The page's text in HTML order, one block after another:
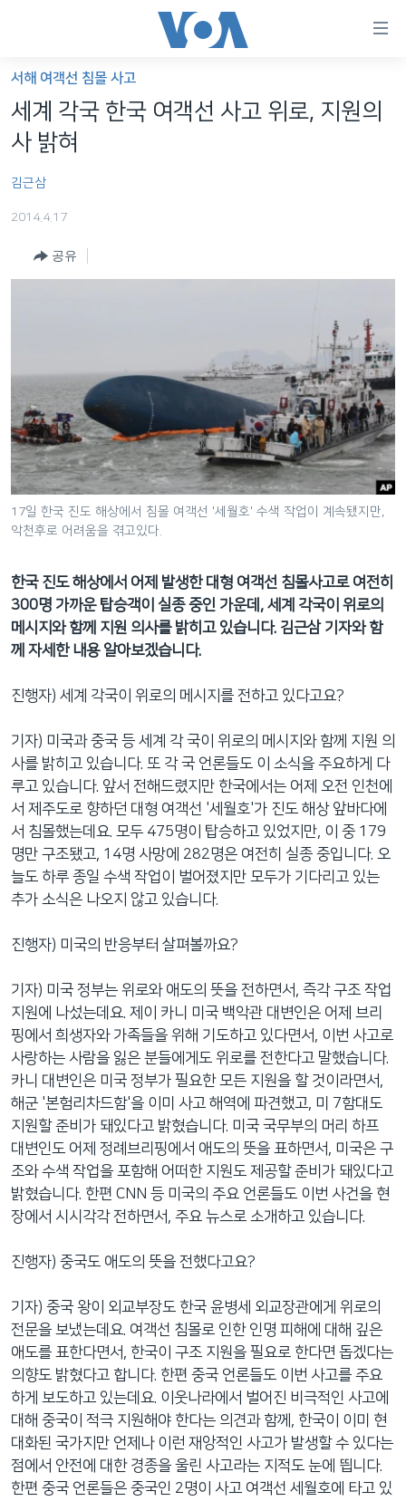
가
능
링
인
메
네
비
게
이
션
으
이
동
검
색
로
등
세계
라디오
프로그램
주파수 안내
서해 여객선 침몰 사고
세계 각국 한국 여객선 사고 위로, 지원의
사 밝혀
김근삼
2014.4.17
공유
17일 한국 진도 해상에서 침몰 여객선 '세월호' 수색 작업이 계속됐지만,
악천후로 어려움을 겪고있다.
한국 진도 해상에서 어제 발생한 대형 여객선 침몰사고로 여전히
300명 가까운 탑승객이 실종 중인 가운데, 세계 각국이 위로의
메시지와 함께 지원 의사를 밝히고 있습니다. 김근삼 기자와 함
께 자세한 내용 알아보겠습니다.
진행자) 세계 각국이 위로의 메시지를 전하고 있다고요?
기자) 미국과 중국 등 세계 각 국이 위로의 메시지와 함께 지원 의
사를 밝히고 있습니다. 또 각 국 언론들도 이 소식을 주요하게 다
루고 있습니다. 앞서 전해드렸지만 한국에서는 어제 오전 인천에
서 제주도로 향하던 대형 여객선 '세월호'가 진도 해상 앞바다에
서 침몰했는데요. 모두 475명이 탑승하고 있었지만, 이 중 179
명만 구조됐고, 14명 사망에 282명은 여전히 실종 중입니다. 오
늘도 하루 종일 수색 작업이 벌어졌지만 모두가 기다리고 있는
추가 소식은 나오지 않고 있습니다.
진행자) 미국의 반응부터 살펴볼까요?
기자) 미국 정부는 위로와 애도의 뜻을 전하면서, 즉각 구조 작업
지원에 나섰는데요. 제이 카니 미국 백악관 대변인은 어제 브리
핑에서 희생자와 가족들을 위해 기도하고 있다면서, 이번 사고로
사랑하는 사람을 잃은 분들에게도 위로를 전한다고 말했습니다.
카니 대변인은 미국 정부가 필요한 모든 지원을 할 것이라면서,
해군 '본험리차드함'을 이미 사고 해역에 파견했고, 미 7함대도
지원할 준비가 돼있다고 밝혔습니다. 미국 국무부의 머리 하프
대변인도 어제 정례브리핑에서 애도의 뜻을 표하면서, 미국은 구
조와 수색 작업을 포함해 어떠한 지원도 제공할 준비가 돼있다고
밝혔습니다. 한편 CNN 등 미국의 주요 언론들도 이번 사건을 현
장에서 시시각각 전하면서, 주요 뉴스로 소개하고 있습니다.
진행자) 중국도 애도의 뜻을 전했다고요?
기자) 중국 왕이 외교부장도 한국 윤병세 외교장관에게 위로의
전문을 보냈는데요. 여객선 침몰로 인한 인명 피해에 대해 깊은
애도를 표한다면서, 한국이 구조 지원을 필요로 한다면 돕겠다는
의향도 밝혔다고 합니다. 한편 중국 언론들도 이번 사고를 주요
하게 보도하고 있는데요. 이웃나라에서 벌어진 비극적인 사고에
대해 중국이 적극 지원해야 한다는 의견과 함께, 한국이 이미 현
대화된 국가지만 언제나 이런 재앙적인 사고가 발생할 수 있다는
점에서 안전에 대한 경종을 울린 사고라는 지적도 눈에 띕니다.
한편 중국 언론들은 중국인 2명이 사고 여객선 세월호에 타고 있